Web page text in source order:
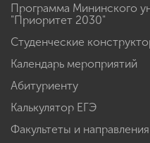
Программа Мининского
"Приоритет 2030"
Студенческие
Календарь мероприятий
Абитуриенту
Калькулятор ЕГЭ
Факультеты и направления